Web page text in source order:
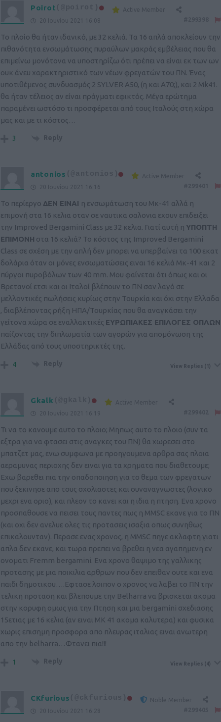
Poirot
Active Member
20 Ιουνίου 2021 16:08
Το πλοίο θα ήταν ιδανικό, με 32 κελιά. Τα 16 απλά αποκλείουν την
πιθανότητα ενσωμάτωσης πυραύλων μακράς εμβέλειας που θα
επιμείνω μονότονα να υποστηρίζω ότι πρέπει να είναι εκ των ων
ουκ άνευ χαρακτηριστικό των νέων φρεγατών του ΠΝ. Ένας
υποτιθέμενος συνδυασμός 2 SYLVER A50, (η και A70;), και 2 Mk41.
θα ήταν τέλειος αν είναι πράγματι εφικτός. Μέγα ερώτημα
παραμένει ωστόσο τι προσφέρεται από τους Ιταλούς στη χώρα
μας και με τι κόστος…
3 Reply
antonios (@antonios)
Active Member
20 Ιουνίου 2021 16:16
Το περίεργο ΔΕΝ ΕΙΝΑΙ η ενσωμάτωση του Μκ-41 αλλά η
επιμονή στα 16 κελια οταν σε ναυτικα σαλονια εχουν επιδειξει
την Improved Bergamini Class με 32 κελια. Γιατί αυτή η ΥΠΟΠΤΗ
ΕΠΙΜΟΝΗ στα 16 κελιά? Το κόστος της Improved Bergamini
Class σε σχέση με την απλή δεν μπορει να υπερβαίνει τα 100 εκατ
δολάρια όταν οι μόνες ενσωματώσεις ειναι 16 κελιά Μκ-41 και 2
πύργοι πυροβόλων των 40 mm. Μου φαίνεται ότι όπως και οι
Βρετανοί ετσι και οι Ιταλοί βλέπουν το ΠΝ σαν λαγό σε
μελλοντικές πωλήσεις κυρίως στην Τουρκία και όχι στην Ελλαδα
, διαβλέποντας ρήξη ΗΠΑ/Τουρκίας που θα αναγκάσει την
γείτονα χώρα σε εναλλακτικές ΕΥΡΩΠΙΑΚΕΣ ΕΠΙΛΟΓΕΣ ΟΠΛΩΝ
παίζοντας την διπλωματία των αγορών για απομόνωση της
Ελλάδας από τους υποστηρικτές της.
4 Reply View Replies (1)
Gkalk (@gkalk)
Active Member
20 Ιουνίου 2021 16:19
Τι να το κανουμε αυτο το πλοιο; Μηπως αυτο το πλοιο (συν τα
εξτρα για να φτασει στις αναγκες του ΠΝ) θα χωρεσει στο
μπατζετ μας, ενω συμφωνα με προηγουμενα αρθρα σας πλοια
αεραμυνας περιοχης δεν ειναι για τα χρηματα που διαθετουμε;
Εχω βαρεθει πια την οπαδοποιηση για το θεμα των φρεγατων
που ξεκινησε απο τους σχολιαστες και συναναγνωστες (λογικο
μεχρι ενα οριο), και πλεον το κανει και η ιδια η πτηση. Ενα χρονο
προσπαθουσε να πεισει τους παντες πως η MMSC εκανε για το ΠΝ
(και οχι δεν ανελυε ολες τις προτασεις ισαξια οπως συνηθως
επικαλουνταν). Περασε ενας χρονος, η MMSC πηγε ακλαφτη γιατι
απλα δεν εκανε, και τωρα πρεπει να βρεθει η νεα αγαπημενη εν
ονοματι Fremm bergamini. Ενα χρονο θαψιμο της γαλλικης
προτασης με μια ποικιλια αρθρων που δεν επειθαν ουτε και ενα
παιδι δημοτικου….Εφτασε λοιπον ο χρονος να λαβει το ΠΝ την
τελικη προταση και βλεπουμε την Belharra να βρισκεται ακομα
στην κορυφη ομως για την Πτηση και μια bergamini σχεδιασης
15ετιας με 16 κελια (αν ειναι MK 41 ακομα καλυτερα) και φυσικα
χωρις επισημη προσφορα απο πλευρας ιταλιας ειναι ανωτερη
απο την belharra…Φτανει πια!!!
1 Reply View Replies (4)
CKfurious
Noble Member
20 Ιουνίου 2021 16:28